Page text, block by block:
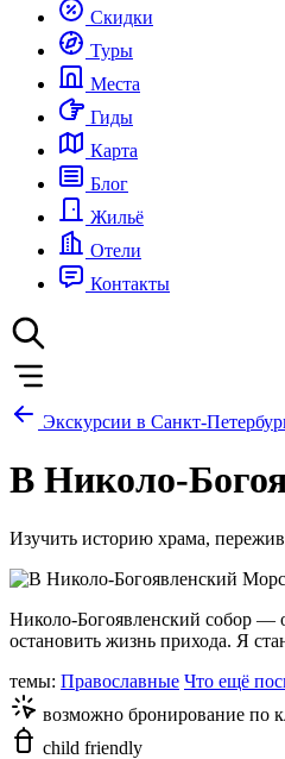
Скидки
Туры
Места
Гиды
Карта
Блог
Жильё
Отели
Контакты
Экскурсии в Санкт-
В Николо-
Изучить историю храма,
Николо-Богоявленский собор —
остановить жизнь прихода. Я
темы: Православные Что ещё
возможно бронирование по
child friendly